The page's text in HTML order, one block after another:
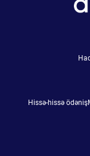
Hissə-hissə ödəniş